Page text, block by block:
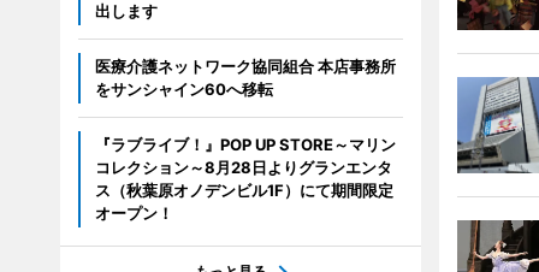
出します
医療介護ネットワーク協同組合 本店事務所
をサンシャイン60へ移転
『ラブライブ！』POP UP STORE～マリン
コレクション～8月28日よりグランエンタ
ス（秋葉原オノデンビル1F）にて期間限定
オープン！